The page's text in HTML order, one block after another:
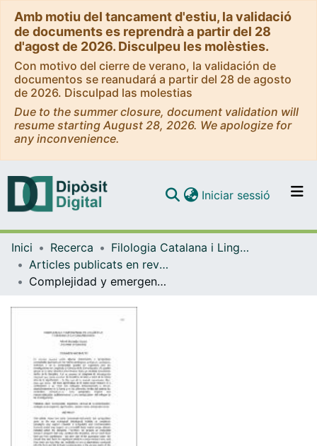
Amb motiu del tancament d'estiu, la validació
de documents es reprendrà a partir del 28
d'agost de 2026. Disculpeu les molèsties.
Con motivo del cierre de verano, la validación de
documentos se reanudará a partir del 28 de agosto
de 2026. Disculpad las molestias
Due to the summer closure, document validation will
resume starting August 28, 2026. We apologize for
any inconvenience.
Navega per tot el DD
Iniciar sessió (current)
Inici Recerca
Filologia Catalana i Lingüística General
Articles publicats en revistes (Filologia Catalana i Lingüística General)
Complejidad y emergencia en lingüística y ciencias de la comunicación